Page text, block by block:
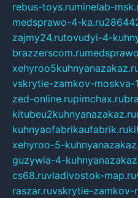
rebus-toys.ruminelab-
medsprawo-4-ka.ru
zajmy24.rutovudyi-4-
brazzerscom.ru
vskrytie-zamkov-moskva-
zed-online.rupimchax.ru
kitubeu2kuhnyanazakaz.ru
kuhnyaofabrikaufabrik.ru
xehyroo-5-
guzywia-4-
cs68.ruvladivostok-map.ru
raszar.ruvskrytie-zamkov-